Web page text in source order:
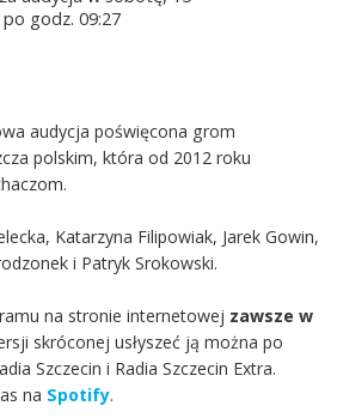
godz. 09:27
audycja poświęcona grom
polskim, która od 2012 roku
Katarzyna Filipowiak, Jarek Gowin,
i Patryk Srokowski.
na stronie internetowej zawsze w
skróconej usłyszeć ją można po
Szczecin i Radia Szczecin Extra.
na Spotify.